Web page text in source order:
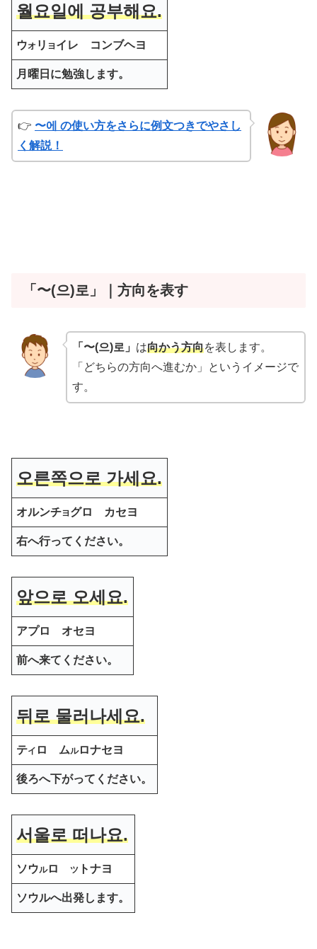
월요일에 공부해요.
ウオ リ ヨ イレ コンブヘヨ
月曜日に勉強します。
👉 〜에 の使い方をさらに例文つきでやさし
く解説！
「〜(으)로」｜方向を表す
「〜(으)로」 は向かう方向を表します。
「どちらの方向へ進むか」というイメージで
す。
오른쪽으로 가세요.
オルンチヨ グロ カセヨ
右へ行ってください。
앞으로 오세요.
アプロ オセヨ
前へ来てください。
뒤로 물러나세요.
テイ ロ ムルロナセヨ
後ろへ下がってください。
서울로 떠나요.
ソウルロツ トナヨ
ソウルへ出発します。